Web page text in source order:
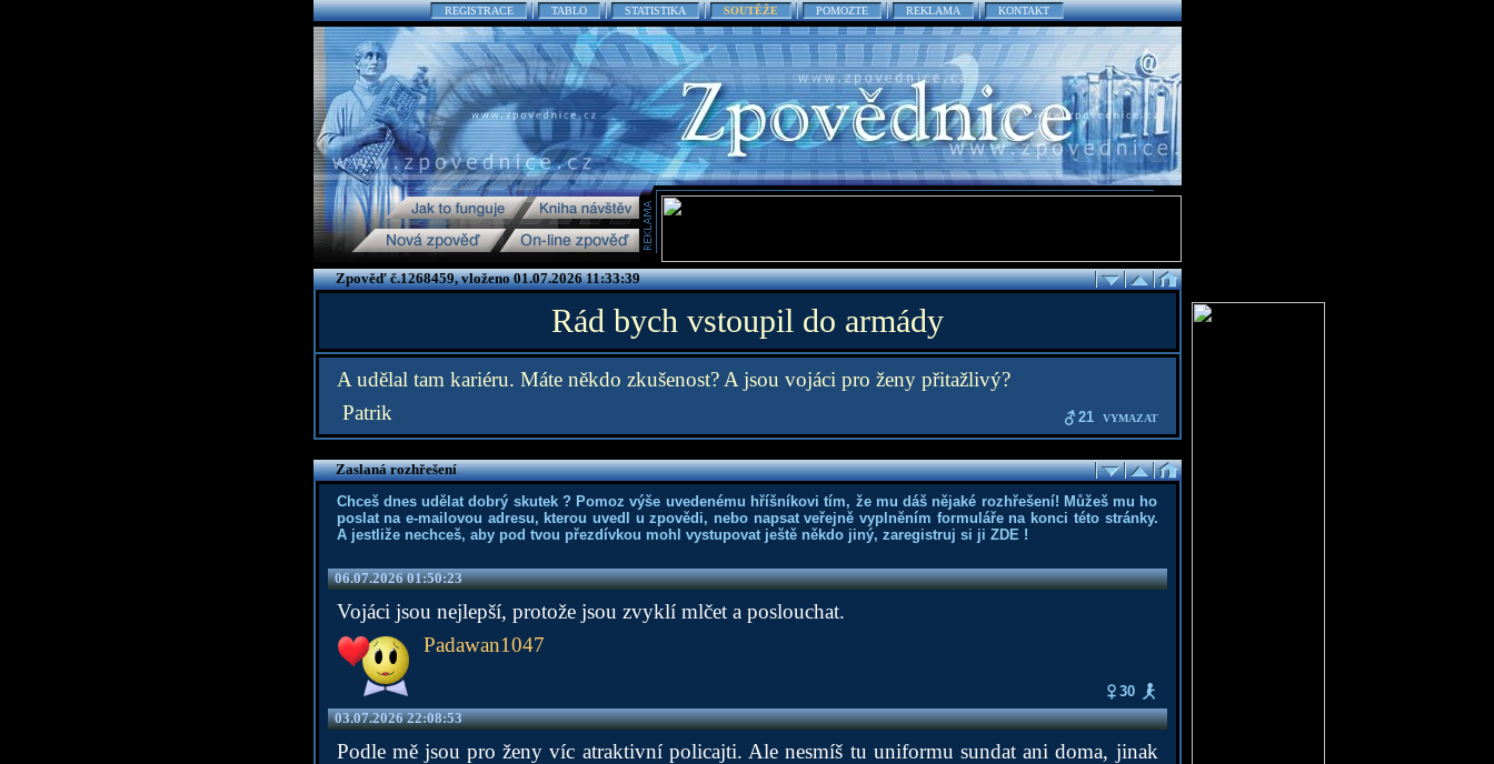
REGISTRACE TABLO STATISTIKA SOUTĚŽE POMOZTE REKLAMA KONTAKT
Zpověď č.1268459, vloženo 01.07.2026 11:33:39
Rád bych vstoupil do armády
A udělal tam kariéru. Máte někdo zkušenost? A jsou vojáci pro ženy přitažlivý?
Patrik
21 VYMAZAT
Zaslaná rozhřešení
Chceš dnes udělat dobrý skutek ? Pomoz výše uvedenému hříšníkovi tím, že mu dáš nějaké rozhřešení! Můžeš mu ho
poslat na e-mailovou adresu, kterou uvedl u zpovědi, nebo napsat veřejně vyplněním formuláře na konci této stránky.
A jestliže nechceš, aby pod tvou přezdívkou mohl vystupovat ještě někdo jiný, zaregistruj si ji ZDE!
06.07.2026 01:50:23
Vojáci jsou nejlepší, protože jsou zvyklí mlčet a poslouchat.
Padawan1047
30
03.07.2026 22:08:53
Podle mě jsou pro ženy víc atraktivní policajti. Ale nesmíš tu uniformu sundat ani doma, jinak